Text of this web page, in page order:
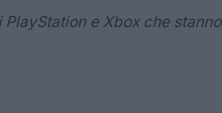
e Xbox che stanno